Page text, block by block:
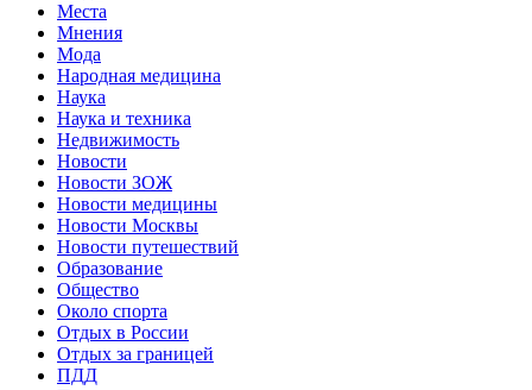
Места
Мнения
Мода
Народная медицина
Наука
Наука и техника
Недвижимость
Новости
Новости ЗОЖ
Новости медицины
Новости Москвы
Новости путешествий
Образование
Общество
Около спорта
Отдых в России
Отдых за границей
ПДД